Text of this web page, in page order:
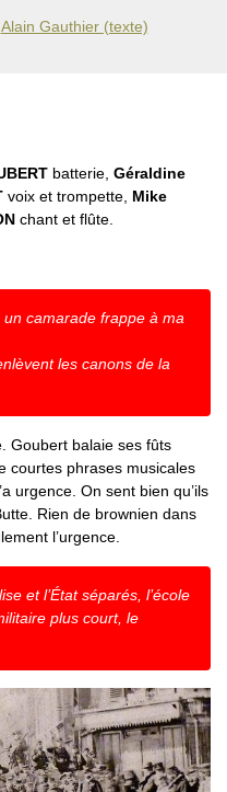
Alain Gauthier (texte)
batterie, Géraldine
voix et trompette, Mike
chant et flûte.
un camarade frappe à ma
les canons de la
Goubert balaie ses fûts
courtes phrases musicales
urgence. On sent bien qu’ils
Rien de brownien dans
l’urgence.
et l’État séparés, l’école
plus court, le